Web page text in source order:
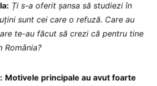
Ți s-a oferit șansa să studiezi în
sunt cei care o refuză. Care au
te-au făcut să crezi că pentru tine
România?
Motivele principale au avut foarte